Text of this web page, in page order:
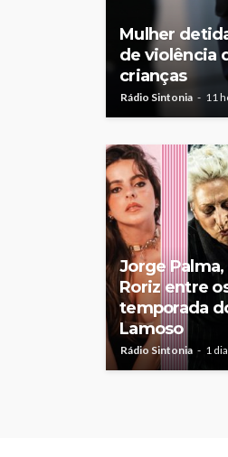
Mulher
de violência
crianças
Rádio Sintonia 11
Jorge
Roriz entre
temporada
Lamoso
Rádio Sintonia 1